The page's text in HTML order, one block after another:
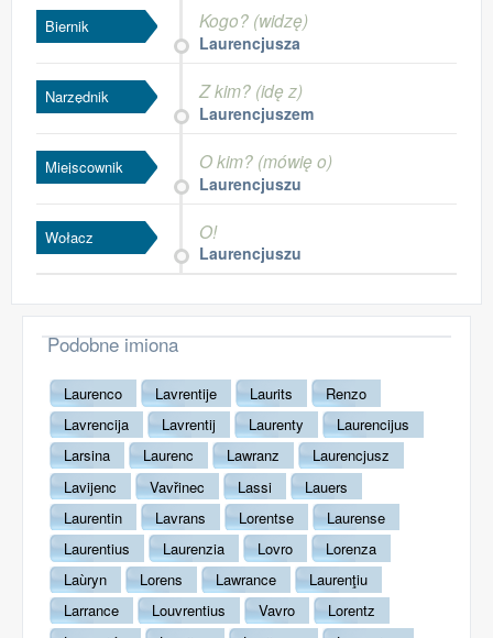
Biernik Kogo? (widzę)
Laurencjusza
Narzędnik Z kim? (idę z)
Laurencjuszem
Miejscownik O kim? (mówię o)
Laurencjuszu
Wołacz O!
Laurencjuszu
Podobne imiona
Laurenco Lavrentije Laurits
Renzo
Lavrencija
Lavrentij Laurenty
Laurencijus
Larsina
Laurenc Lawranz
Laurencjusz
Lavijenc
Vavřinec Lassi
Lauers
Laurentin
Lavrans Lorentse
Laurense
Laurentius
Laurenzia Lovro
Lorenza
Laùryn
Lorens Lawrance
Laurenţiu
Larrance
Louvrentius Vavro
Lorentz